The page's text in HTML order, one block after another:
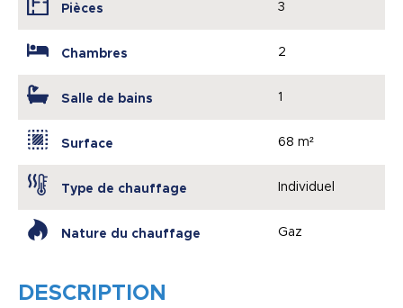
Pièces 3
Chambres 2
Salle de bains 1
Surface 68 m²
Type de chauffage Individuel
Nature du chauffage Gaz
DESCRIPTION